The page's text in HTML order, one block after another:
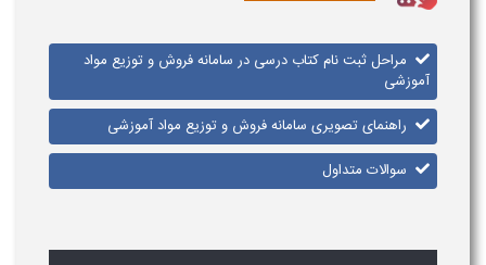
مراحل ثبت نام کتاب درسی در سامانه فروش و توزیع مواد
آموزشی
راهنمای تصویری سامانه فروش و توزیع مواد آموزشی
سوالات متداول